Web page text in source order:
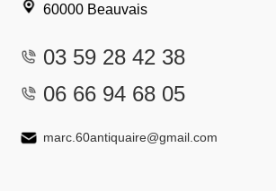
60000 Beauvais
03 59 28 42 38
06 66 94 68 05
marc.60antiquaire@gmail.com